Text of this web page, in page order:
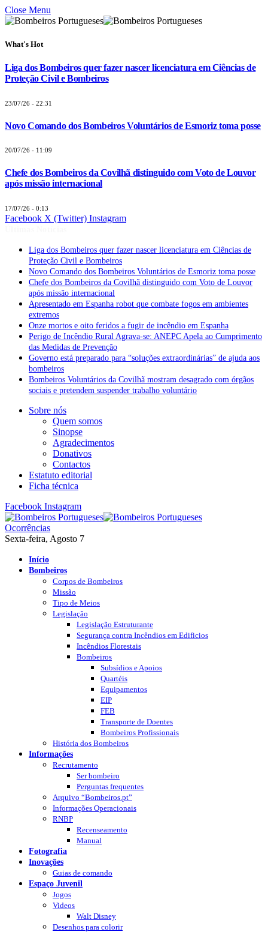
Close Menu
What's Hot
Liga dos Bombeiros quer fazer nascer licenciatura em Ciências de
Proteção Civil e Bombeiros
23/07/26 - 22:31
Novo Comando dos Bombeiros Voluntários de Esmoriz toma posse
20/07/26 - 11:09
Chefe dos Bombeiros da Covilhã distinguido com Voto de Louvor
após missão internacional
17/07/26 - 0:13
Facebook X (Twitter) Instagram
Liga dos Bombeiros quer fazer nascer licenciatura em Ciências de
Proteção Civil e Bombeiros
Novo Comando dos Bombeiros Voluntários de Esmoriz toma posse
Chefe dos Bombeiros da Covilhã distinguido com Voto de Louvor
após missão internacional
Apresentado em Espanha robot que combate fogos em ambientes
extremos
Onze mortos e oito feridos a fugir de incêndio em Espanha
Perigo de Incêndio Rural Agrava-se: ANEPC Apela ao Cumprimento
das Medidas de Prevenção
Governo está preparado para “soluções extraordinárias” de ajuda aos
bombeiros
Bombeiros Voluntários da Covilhã mostram desagrado com órgãos
sociais e pretendem suspender trabalho voluntário
Sobre nós
Quem somos
Sinopse
Agradecimentos
Donativos
Contactos
Estatuto editorial
Ficha técnica
Facebook Instagram
Ocorrências
Sexta-feira, Agosto 7
Início
Bombeiros
Corpos de Bombeiros
Missão
Tipo de Meios
Legislação
Legislação Estruturante
Segurança contra Incêndios em Edificios
Incêndios Florestais
Bombeiros
Subsídios e Apoios
Quartéis
Equipamentos
EIP
FEB
Transporte de Doentes
Bombeiros Profissionais
História dos Bombeiros
Informações
Recrutamento
Ser bombeiro
Perguntas frequentes
Arquivo “Bombeiros.pt”
Informações Operacionais
RNBP
Recenseamento
Manual
Fotografia
Inovações
Guias de comando
Espaço Juvenil
Jogos
Videos
Walt Disney
Desenhos para colorir